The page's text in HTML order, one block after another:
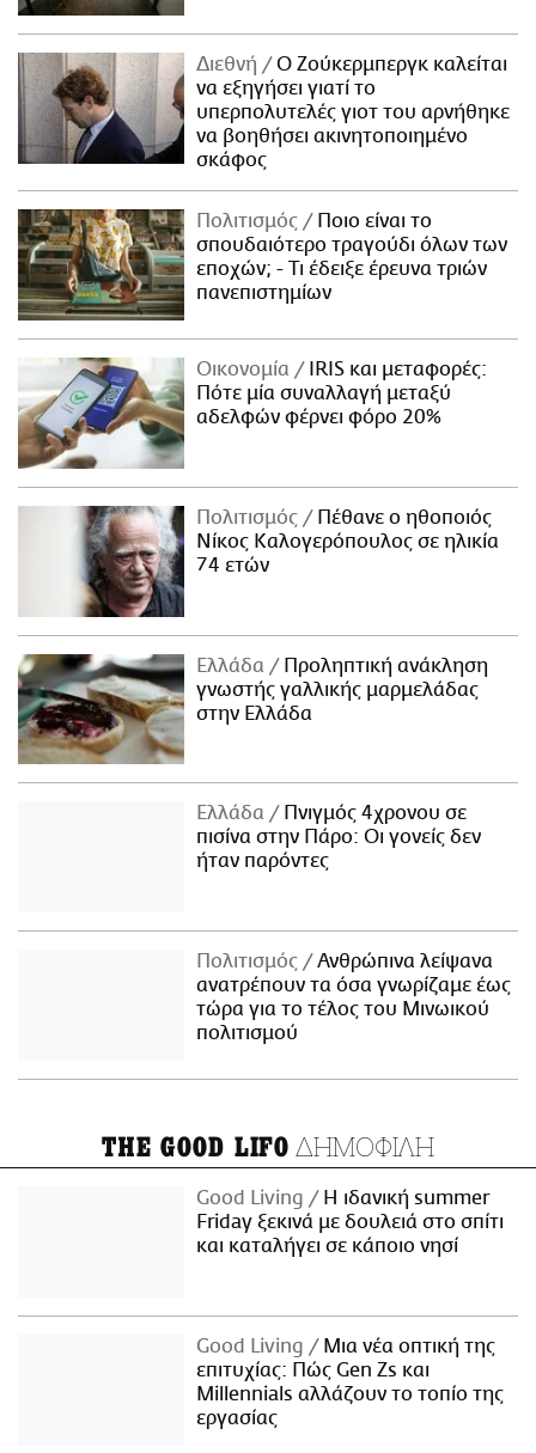
Διεθνή
Ο Ζούκερμπεργκ καλείται
να εξηγήσει γιατί το
υπερπολυτελές γιοτ του αρνήθηκε
να βοηθήσει ακινητοποιημένο
σκάφος
Πολιτισμός
Ποιο είναι το
σπουδαιότερο τραγούδι όλων των
εποχών; - Τι έδειξε έρευνα τριών
πανεπιστημίων
Οικονομία
IRIS και μεταφορές:
Πότε μία συναλλαγή μεταξύ
αδελφών φέρνει φόρο 20%
Πολιτισμός
Πέθανε ο ηθοποιός
Νίκος Καλογερόπουλος σε ηλικία
74 ετών
Ελλάδα
Προληπτική ανάκληση
γνωστής γαλλικής μαρμελάδας
στην Ελλάδα
Ελλάδα
Πνιγμός 4χρονου σε
πισίνα στην Πάρο: Οι γονείς δεν
ήταν παρόντες
Πολιτισμός
Ανθρώπινα λείψανα
ανατρέπουν τα όσα γνωρίζαμε έως
τώρα για το τέλος του Μινωικού
πολιτισμού
THE GOOD LIFO ΔΗΜΟΦΙΛΗ
Good Living
Η ιδανική summer
Friday ξεκινά με δουλειά στο σπίτι
και καταλήγει σε κάποιο νησί
Good Living
Μια νέα οπτική της
επιτυχίας: Πώς Gen Zs και
Millennials αλλάζουν το τοπίο της
εργασίας